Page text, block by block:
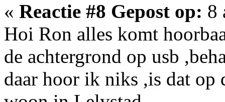
« Reactie #8 Gepost op: 8
Hoi Ron alles komt
de achtergrond op usb
daar hoor ik niks ,is dat op